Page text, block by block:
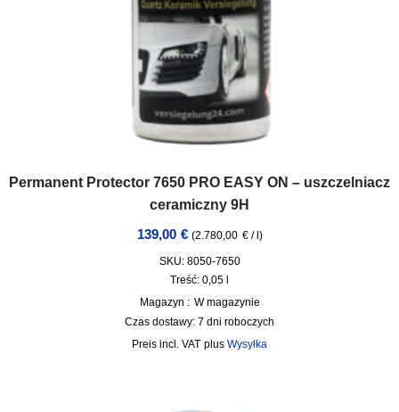
Permanent Protector 7650 PRO EASY ON – uszczelniacz
ceramiczny 9H
139,00 € (2.780,00 €/ )
SKU: 8050-7650
Treść: 0,05 l
Magazyn : W magazynie
Czas dostawy: 7 dni roboczych
incl. VAT plus Wysyłka